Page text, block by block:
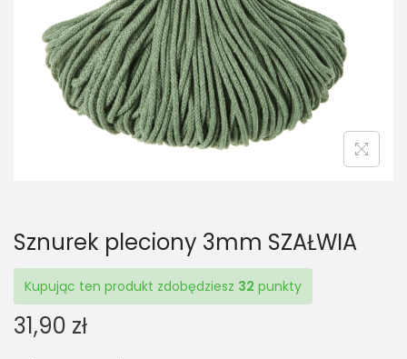
t
i
o
n
t
Sznurek pleciony 3mm SZAŁWIA
Kupując ten produkt zdobędziesz 32 punkty
31,90 zł